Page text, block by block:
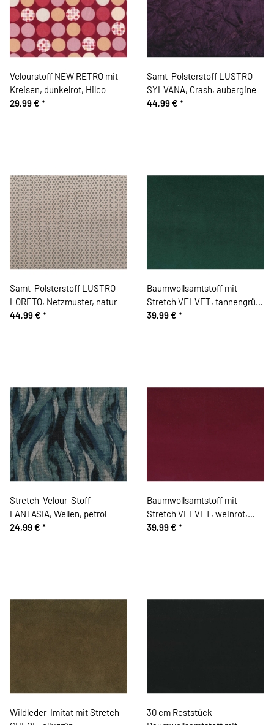
Velourstoff NEW RETRO mit
Kreisen, dunkelrot, Hilco
29,99 € *
Samt-Polsterstoff LUSTRO
SYLVANA, Crash, aubergine
44,99 € *
Samt-Polsterstoff LUSTRO
LORETO, Netzmuster, natur
44,99 € *
Baumwollsamtstoff mit
Stretch VELVET, tannengrün,
Hilco
39,99 € *
Stretch-Velour-Stoff
FANTASIA, Wellen, petrol
24,99 € *
Baumwollsamtstoff mit
Stretch VELVET, weinrot,
Hilco
39,99 € *
Wildleder-Imitat mit Stretch
30 cm Reststück